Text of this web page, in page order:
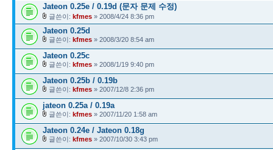
Jateon 0.25e / 0.19d (문자 문제 수정)
글쓴이: kfmes » 2008/4/24 8:36 pm
Jateon 0.25d
글쓴이: kfmes » 2008/3/20 8:54 am
Jateon 0.25c
글쓴이: kfmes » 2008/1/19 9:40 pm
Jateon 0.25b / 0.19b
글쓴이: kfmes » 2007/12/8 2:36 pm
jateon 0.25a / 0.19a
글쓴이: kfmes » 2007/11/20 1:58 am
Jateon 0.24e / Jateon 0.18g
글쓴이: kfmes » 2007/10/30 3:43 pm